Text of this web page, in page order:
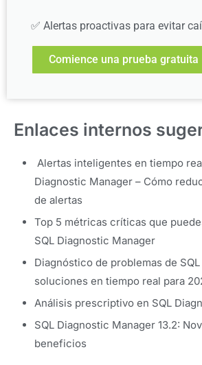
✅ Alertas proactivas para evitar
Comience una prueba gratuita
Enlaces internos
Alertas inteligentes en tiempo
Diagnostic Manager – Cómo
de alertas
Top 5 métricas críticas que
SQL Diagnostic Manager
Diagnóstico de problemas de
soluciones en tiempo real para
Análisis prescriptivo en SQL
SQL Diagnostic Manager 13.2:
beneficios